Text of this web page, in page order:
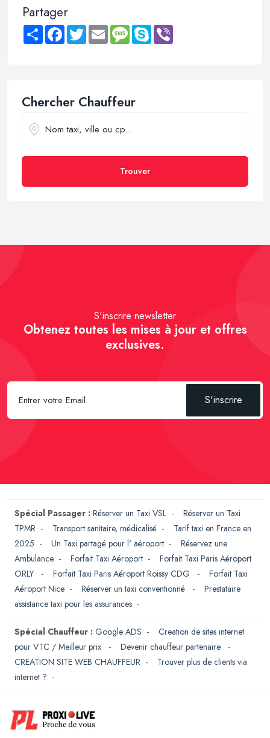
Partager
Share FacebookTwitter Email MessageSkype
Chercher Chauffeur
Trouver
S'inscrire newsletter
Obtenez toutes les mises à jour et offres
exclusives.
S'inscrire
Spécial Passager : Réserver un Taxi VSL - Réserver un Taxi
TPMR - Transport sanitaire, médicalisé - Tarif taxi en France en
2025 - Un Taxi partagé pour l' aéroport - Réservez une
Ambulance - Forfait Taxi Aéroport - Forfait Taxi Paris Aéroport
ORLY
- Forfait Taxi Paris Aéroport Roissy CDG - Forfait Taxi
Aéroport Nice - Réserver un taxi conventionné - Prestataire
assistance taxi pour les assurances -
Spécial Chauffeur : Google ADS - Creation de sites internet
pour VTC / Meilleur prix
- Devenir chauffeur partenaire
-
CREATION SITE WEB CHAUFFEUR - Trouver plus de clients via
internet ? -